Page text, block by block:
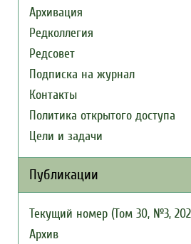
Архивация
Редколлегия
Редсовет
Подписка на журнал
Контакты
Политика открытого доступа
Цели и задачи
Публикации
Текущий номер (Том 30, №3,
Архив